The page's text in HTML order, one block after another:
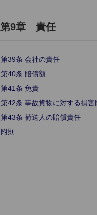
第9章 責任
第39条 会社の責任
第40条 賠償額
第41条 免責
第42条 事故貨物に対する損害
第43条 荷送人の賠償責任
附則